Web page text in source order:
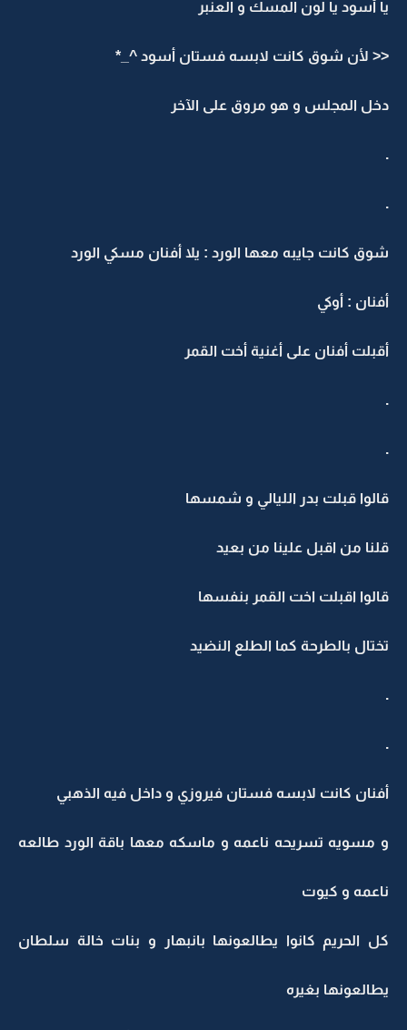
يا أسود يا لون المسك و العنبر
<< لأن شوق كانت لابسه فستان أسود ^_*
دخل المجلس و هو مروق على الآخر
.
.
شوق كانت جايبه معها الورد : يلا أفنان مسكي الورد
أفنان : أوكي
أقبلت أفنان على أغنية أخت القمر
.
.
قالوا قبلت بدر الليالي و شمسها
قلنا من اقبل علينا من بعيد
قالوا اقبلت اخت القمر بنفسها
تختال بالطرحة كما الطلع النضيد
.
.
أفنان كانت لابسه فستان فيروزي و داخل فيه الذهبي
و مسويه تسريحه ناعمه و ماسكه معها باقة الورد طالعه
ناعمه و كيوت
كل الحريم كانوا يطالعونها بانبهار و بنات خالة سلطان
يطالعونها بغيره